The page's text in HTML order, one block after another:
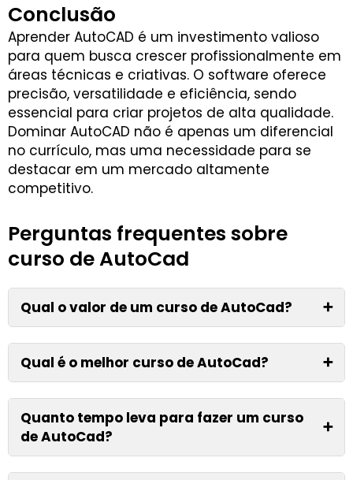
Conclusão
Aprender AutoCAD é um investimento valioso
para quem busca crescer profissionalmente em
áreas técnicas e criativas. O software oferece
precisão, versatilidade e eficiência, sendo
essencial para criar projetos de alta qualidade.
Dominar AutoCAD não é apenas um diferencial
no currículo, mas uma necessidade para se
destacar em um mercado altamente
competitivo.
Perguntas frequentes sobre
curso de AutoCad
Qual o valor de um curso de AutoCad? ➕
Qual é o melhor curso de AutoCad? ➕
Quanto tempo leva para fazer um curso
de AutoCad?
➕